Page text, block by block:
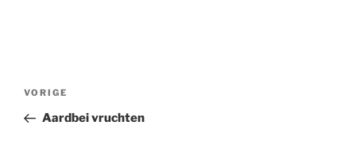
Bericht
Vorig
bericht
VORIGE
Aardbei vruchten